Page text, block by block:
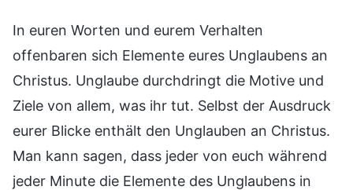
In euren Worten und eurem Verhalten
offenbaren sich Elemente eures Unglaubens an
Christus. Unglaube durchdringt die Motive und
Ziele von allem, was ihr tut. Selbst der Ausdruck
eurer Blicke enthält den Unglauben an Christus.
Man kann sagen, dass jeder von euch während
jeder Minute die Elemente des Unglaubens in